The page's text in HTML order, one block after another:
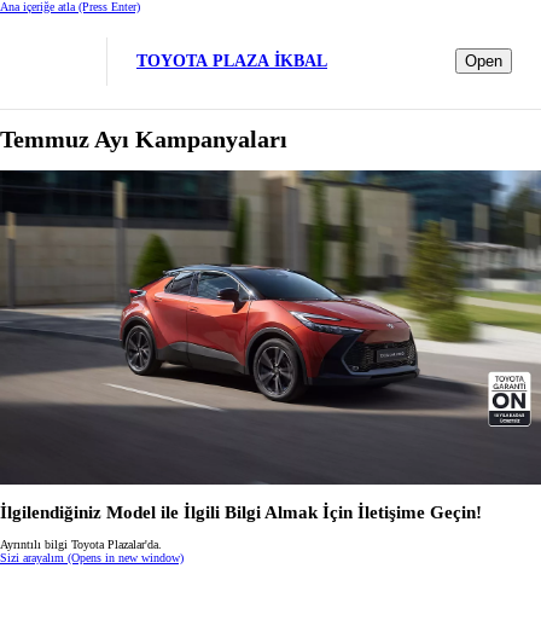
Ana içeriğe atla (Press Enter)
TOYOTA PLAZA İKBAL Open
Temmuz Ayı Kampanyaları
İlgilendiğiniz Model ile İlgili Bilgi Almak İçin İletişime Geçin!
Ayrıntılı bilgi Toyota Plazalar'da.
Sizi arayalım (Opens in new window)